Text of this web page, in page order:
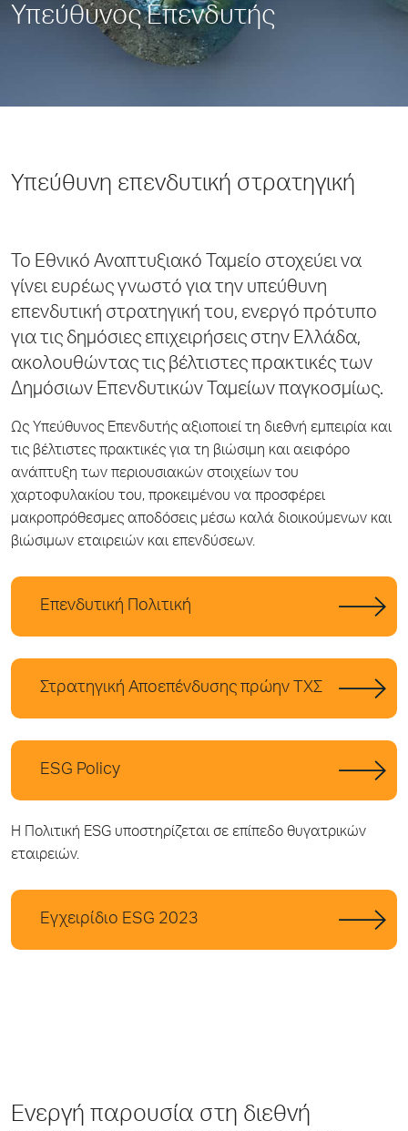
Υπεύθυνος Επενδυτής
Υπεύθυνη επενδυτική στρατηγική
Το Εθνικό Αναπτυξιακό Ταμείο στοχεύει να
γίνει ευρέως γνωστό για την υπεύθυνη
επενδυτική στρατηγική του, ενεργό πρότυπο
για τις δημόσιες επιχειρήσεις στην Ελλάδα,
ακολουθώντας τις βέλτιστες πρακτικές των
Δημόσιων Επενδυτικών Ταμείων παγκοσμίως.
Ως Υπεύθυνος Επενδυτής αξιοποιεί τη διεθνή εμπειρία και
τις βέλτιστες πρακτικές για τη βιώσιμη και αειφόρο
ανάπτυξη των περιουσιακών στοιχείων του
χαρτοφυλακίου του, προκειμένου να προσφέρει
μακροπρόθεσμες αποδόσεις μέσω καλά διοικούμενων και
βιώσιμων εταιρειών και επενδύσεων.
Επενδυτική Πολιτική
Στρατηγική Αποεπένδυσης πρώην ΤΧΣ
ESG Policy
Η Πολιτική ESG υποστηρίζεται σε επίπεδο θυγατρικών
εταιρειών.
Εγχειρίδιο ESG 2023
Ενεργή παρουσία στη διεθνή